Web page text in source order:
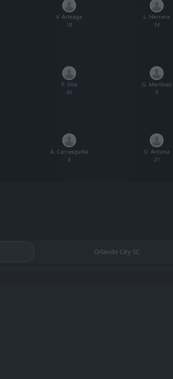
A. Carrasquilla
8
P. Vite
45
V. Arteaga
18
U. Antuna
21
G. Martínez
9
L. Herrera
14
Orlando City SC